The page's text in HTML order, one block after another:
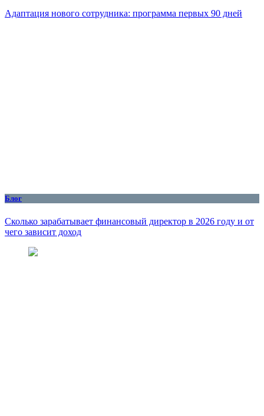
Адаптация нового сотрудника: программа первых 90 дней
Блог
Сколько зарабатывает финансовый директор в 2026 году и от
чего зависит доход